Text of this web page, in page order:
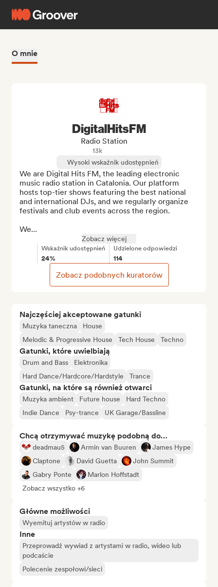
O mnie
Najczęściej akceptowane gatunki
Muzyka taneczna
House
Melodic & Progressive House
Tech House Techno
Gatunki, które uwielbiają
Drum and Bass
Elektronika
Hard Dance/Hardcore/Hardstyle
Trance
Gatunki, na które są również otwarci
Muzyka ambient Future house
Hard Techno
Indie Dance
Psy-trance UK Garage/Bassline
Chcą otrzymywać muzykę podobną do…
deadmau5 Armin van Buuren
James Hype
Claptone
David Guetta
John Summit
Gabry Ponte
Marlon Hoffstadt
Zobacz wszystko +6
Główne możliwości
Wyemituj artystów w radio
Inne
Przeprowadź wywiad z artystami w radio, wideo lub
podcaście
Polecenie zespołowi/sieci
DigitalHitsFM
Radio Station
13k
Wysoki wskaźnik udostępnień
We are Digital Hits FM, the leading electronic
music radio station in Catalonia. Our platform
hosts top-tier shows featuring the best national
and international DJs, and we regularly organize
festivals and club events across the region.
We...
Zobacz więcej
Wskaźnik udostępnień
24%
Udzielone odpowiedzi
114
Zobacz podobnych kuratorów